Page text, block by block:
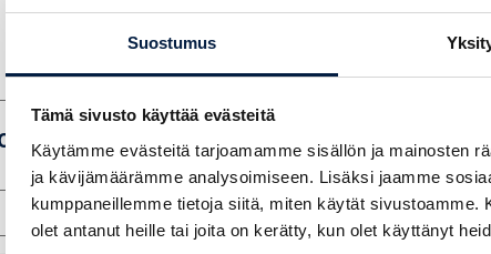
Suostumus
Tämä sivusto käyttää evästeitä
Käytämme evästeitä tarjoamamme sisällön ja mainosten
ja kävijämäärämme analysoimiseen. Lisäksi jaamme
kumppaneillemme tietoja siitä, miten käytät
olet antanut heille tai joita on kerätty, kun olet käyttänyt
16500 kg Cummins B6.7 (149